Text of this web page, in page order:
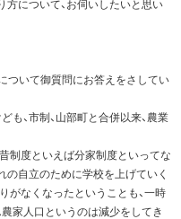
方について、お伺いしたいと思い
ついて御質問にお答えをさしてい
、市制、山部町と合併以来、農業
制度といえば分家制度といってな
の自立のために学校を上げていく
がなくなったということも、一時
農家人口というのは減少をしてき